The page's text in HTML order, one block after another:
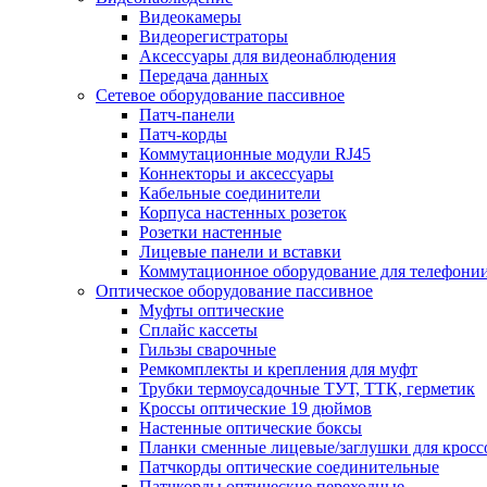
Видеокамеры
Видеорегистраторы
Аксессуары для видеонаблюдения
Передача данных
Сетевое оборудование пассивное
Патч-панели
Патч-корды
Коммутационные модули RJ45
Коннекторы и аксессуары
Кабельные соединители
Корпуса настенных розеток
Розетки настенные
Лицевые панели и вставки
Коммутационное оборудование для
Оптическое оборудование пассивное
Муфты оптические
Сплайс кассеты
Гильзы сварочные
Ремкомплекты и крепления для муфт
Трубки термоусадочные ТУТ, ТТК, герметик
Кроссы оптические 19 дюймов
Настенные оптические боксы
Планки сменные лицевые/заглушки для
Патчкорды оптические соединительные